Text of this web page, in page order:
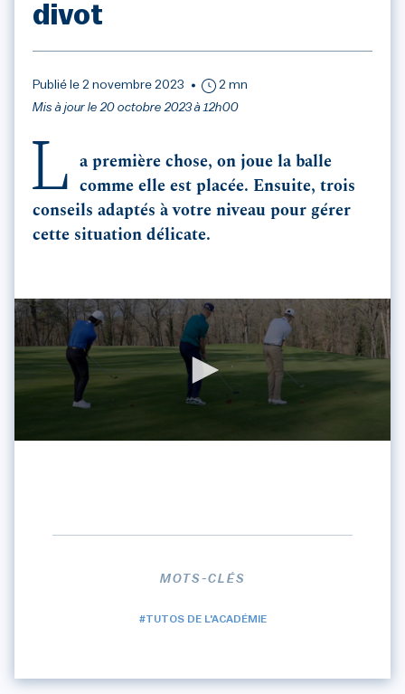
divot
Publié le 2 novembre 2023
2 mn
Mis à jour le 20 octobre 2023 à 12h00
L
a première chose, on joue la balle
comme elle est placée. Ensuite, trois
conseils adaptés à votre niveau pour gérer
cette situation délicate.
MOTS-CLÉS
#TUTOS DE L'ACADÉMIE